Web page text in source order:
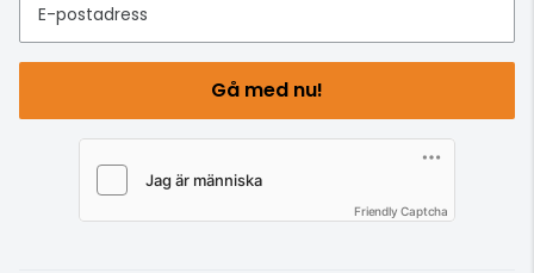
E-postadress
Gå med nu!
Friendly Captcha